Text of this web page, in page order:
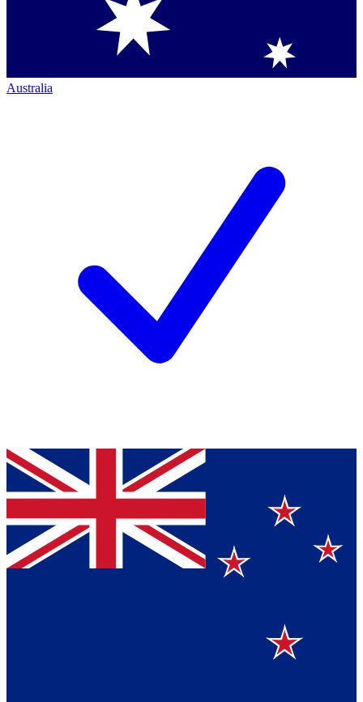
Australia